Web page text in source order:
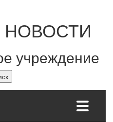
НОВОСТИ
учреждение